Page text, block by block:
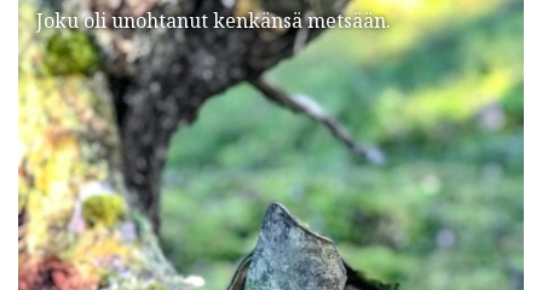
Joku oli unohtanut kenkänsä metsään.